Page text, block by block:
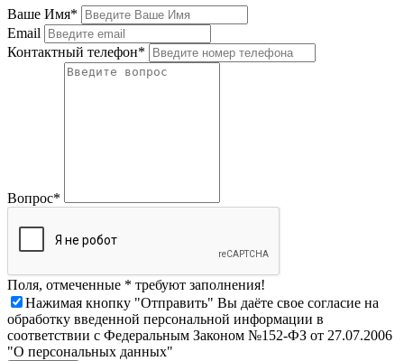
Ваше Имя*
Email
Контактный телефон*
Вопрос*
Поля, отмеченные * требуют заполнения!
Нажимая кнопку "Отправить" Вы даёте свое согласие на
обработку введенной персональной информации в
соответствии с Федеральным Законом №152-ФЗ от 27.07.2006
"О персональных данных"